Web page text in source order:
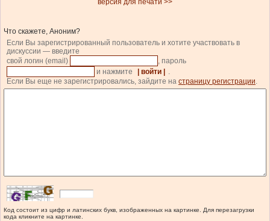
версия для печати >>
Что скажете, Аноним?
Если Вы зарегистрированный пользователь и хотите участвовать в
дискуссии — введите
свой логин (email)
, пароль
и нажмите
| войти |
.
Если Вы еще не зарегистрировались, зайдите на страницу регистрации.
Код состоит из цифр и латинских букв, изображенных на картинке. Для перезагрузки
кода кликните на картинке.